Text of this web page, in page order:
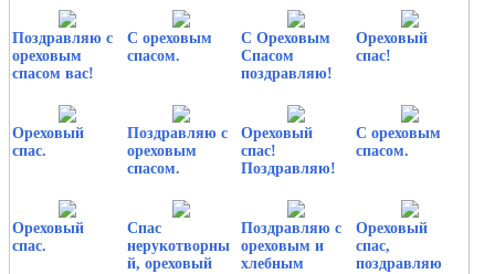
Поздравляю с
ореховым
спасом вас!
С ореховым
спасом.
С Ореховым
Спасом
поздравляю!
Ореховый
спас!
Ореховый
спас.
Поздравляю с
ореховым
спасом.
Ореховый
спас!
Поздравляю!
С ореховым
спасом.
Ореховый
спас.
Спас
нерукотворны
й, ореховый
Поздравляю с
ореховым и
хлебным
Ореховый
спас,
поздравляю